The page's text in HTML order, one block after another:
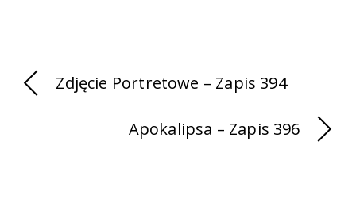
Zdjęcie Portretowe – Zapis 394
Apokalipsa – Zapis 396